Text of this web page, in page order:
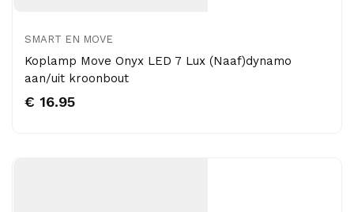
SMART EN MOVE
Koplamp Move Onyx LED 7 Lux (Naaf)dynamo
aan/uit kroonbout
€ 16.95